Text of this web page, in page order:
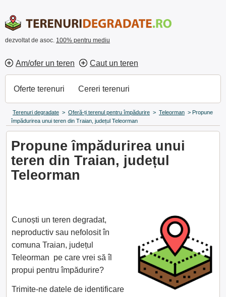
dezvoltat de asoc. 100% pentru mediu
Am/ofer un teren Caut un teren
Oferte terenuri Cereri terenuri
Terenuri degradate > Oferă-ți terenul pentru împădurire > Teleorman > Propune
împădurirea unui teren din Traian, județul Teleorman
Propune împădurirea unui
teren din Traian, județul
Teleorman
Cunoști un teren degradat,
neproductiv sau nefolosit în
comuna Traian, județul
Teleorman pe care vrei să îl
propui pentru împădurire?
Trimite-ne datele de identificare